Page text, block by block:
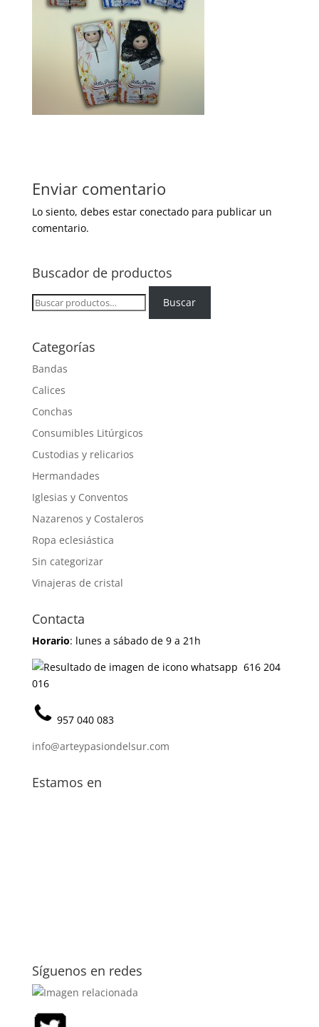
Enviar comentario
Lo siento, debes estar conectadopara publicar un
comentario.
Buscador de productos
Buscar
por:
Buscar
Categorías
Bandas
Calices
Conchas
Consumibles Litúrgicos
Custodias y relicarios
Hermandades
Iglesias y Conventos
Nazarenos y Costaleros
Ropa eclesiástica
Sin categorizar
Vinajeras de cristal
Contacta
Horario: lunes a sábado de 9 a 21h
616 204
016
957 040 083
info@arteypasiondelsur.com
Estamos en
Síguenos en redes